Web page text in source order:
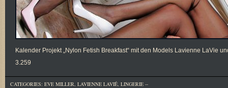
Kalender Projekt „Nylon Fetish Breakfast“ mit den Models Lavienne LaVie
3.259
CATEGORIES: EVE MILLER, LAVIENNE LAVIÉ, LINGERIE --